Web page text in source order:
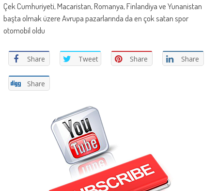
Çek Cumhuriyeti, Macaristan, Romanya, Finlandiya ve Yunanistan
başta olmak üzere Avrupa pazarlarında da en çok satan spor
otomobil oldu
Share Tweet Share Share
Share